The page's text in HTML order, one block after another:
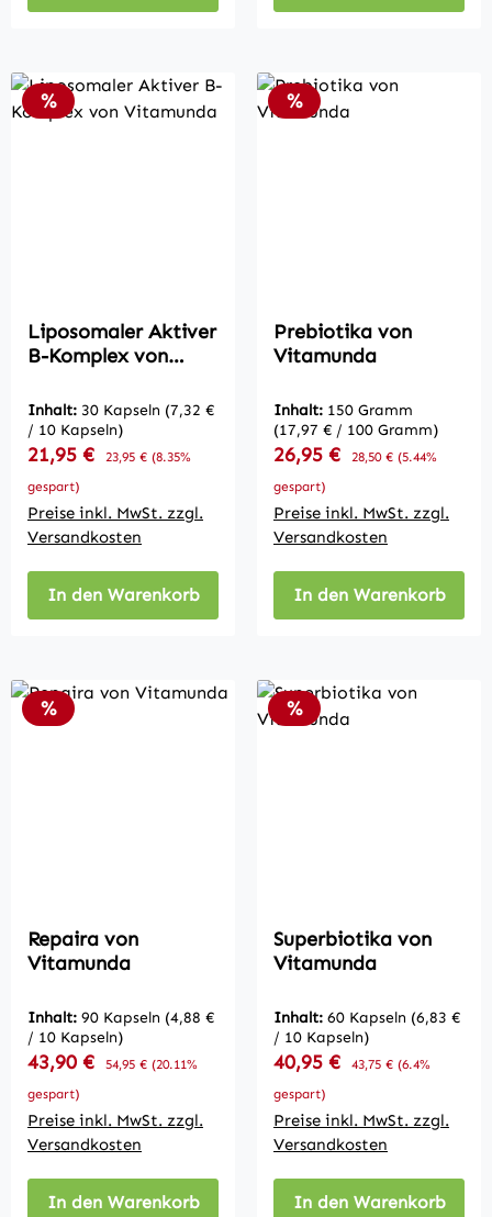
Rabatt
%
Liposomaler Aktiver
B-Komplex von
Inhalt: 30 Kapseln (7,32 €
/ 10 Kapseln)
Verkaufspreis:
21,95 € Regulärer Preis:
23,95 € (8.35%
gespart)
Preise inkl. MwSt. zzgl.
Versandkosten
In den Warenkorb
Rabatt
%
Prebiotika von
Vitamunda
Inhalt: 150 Gramm
(17,97 € / 100 Gramm)
Verkaufspreis:
26,95 € Regulärer Preis:
28,50 € (5.44%
gespart)
Preise inkl. MwSt. zzgl.
Versandkosten
In den Warenkorb
Rabatt
%
Repaira von
Vitamunda
Inhalt: 90 Kapseln (4,88 €
/ 10 Kapseln)
Verkaufspreis:
43,90 € Regulärer Preis:
54,95 € (20.11%
gespart)
Preise inkl. MwSt. zzgl.
Versandkosten
In den Warenkorb
Rabatt
%
Superbiotika von
Vitamunda
Inhalt: 60 Kapseln (6,83 €
/ 10 Kapseln)
Verkaufspreis:
40,95 € Regulärer Preis:
43,75 € (6.4%
gespart)
Preise inkl. MwSt. zzgl.
Versandkosten
In den Warenkorb